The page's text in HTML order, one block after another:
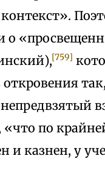
о
[759]
по
и казнен, у